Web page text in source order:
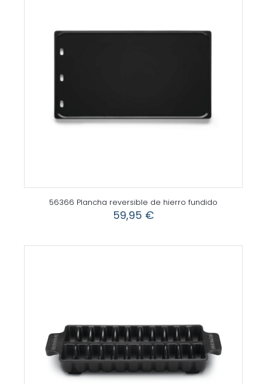
56366 Plancha reversible de hierro fundido
59,95 €